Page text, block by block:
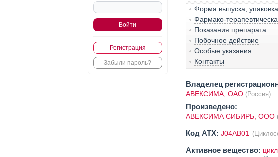
Регистрация
Забыли пароль?
Форма выпуска,
Фармако-
Показания препарата
Побочное действие
Особые указания
Контакты
Владелец
АВЕКСИМА, ОАО (Россия)
Произведено:
АВЕКСИМА СИБИРЬ, ООО
Код ATX: J04AB01
Активное вещество: